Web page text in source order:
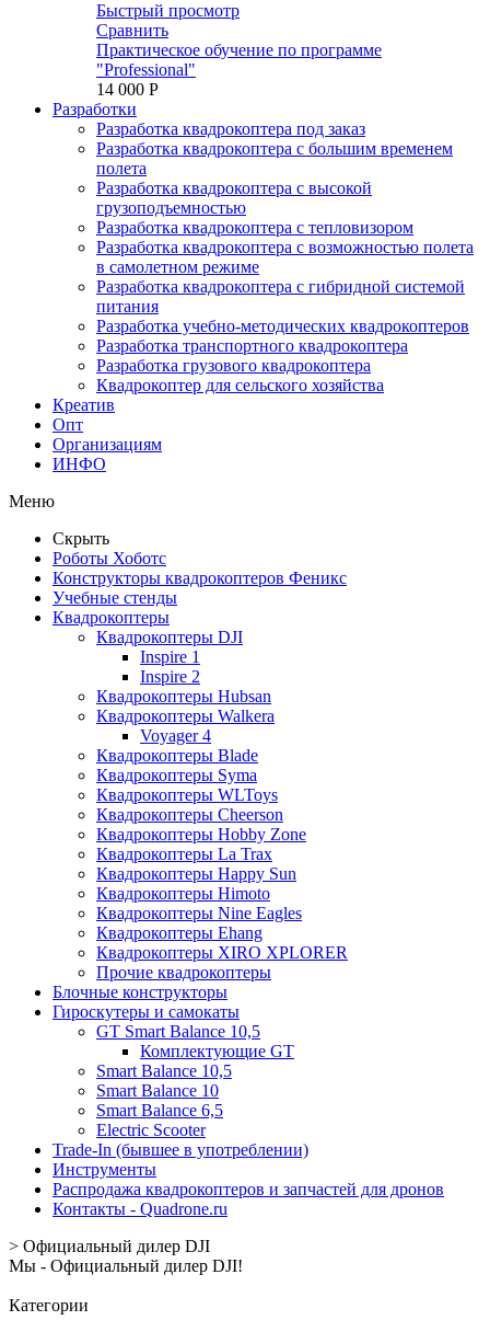
Быстрый просмотр
Сравнить
Практическое обучение по программе
"Professional"
14 000 P
Разработки
Разработка квадрокоптера под заказ
Разработка квадрокоптера с большим временем
полета
Разработка квадрокоптера с высокой
грузоподъемностью
Разработка квадрокоптера с тепловизором
Разработка квадрокоптера с возможностью полета
в самолетном режиме
Разработка квадрокоптера с гибридной системой
питания
Разработка учебно-методических квадрокоптеров
Разработка транспортного квадрокоптера
Разработка грузового квадрокоптера
Квадрокоптер для сельского хозяйства
Креатив
Опт
Организациям
ИНФО
Меню
Скрыть
Роботы Хоботс
Конструкторы квадрокоптеров Феникс
Учебные стенды
Квадрокоптеры
Квадрокоптеры DJI
Inspire 1
Inspire 2
Квадрокоптеры Hubsan
Квадрокоптеры Walkera
Voyager 4
Квадрокоптеры Blade
Квадрокоптеры Syma
Квадрокоптеры WLToys
Квадрокоптеры Cheerson
Квадрокоптеры Hobby Zone
Квадрокоптеры La Trax
Квадрокоптеры Happy Sun
Квадрокоптеры Himoto
Квадрокоптеры Nine Eagles
Квадрокоптеры Ehang
Квадрокоптеры XIRO XPLORER
Прочие квадрокоптеры
Блочные конструкторы
Гироскутеры и самокаты
GT Smart Balance 10,5
Комплектующие GT
Smart Balance 10,5
Smart Balance 10
Smart Balance 6,5
Electric Scooter
Trade-In (бывшее в употреблении)
Инструменты
Распродажа квадрокоптеров и запчастей для дронов
Контакты - Quadrone.ru
> Официальный дилер DJI
Мы - Официальный дилер DJI!
Категории